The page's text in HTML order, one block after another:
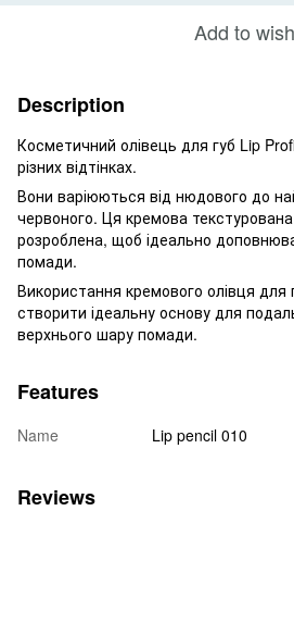
Add to
Description
Косметичний олівець для губ Lip
різних відтінках.
Вони варіюються від нюдового до
червоного. Ця кремова
розроблена, щоб ідеально
помади.
Використання кремового олівця
створити ідеальну основу для
верхнього шару помади.
Features
Name Lip pencil 010
Reviews